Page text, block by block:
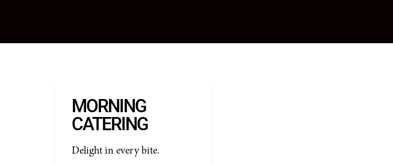
MORNING
CATERING
Delight in every bite.